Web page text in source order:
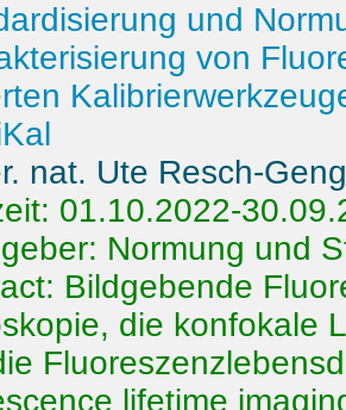
und
von
nat. Ute Resch-
01.10.2022-
Normung und
Bildgebende
die konfokale
lifetime